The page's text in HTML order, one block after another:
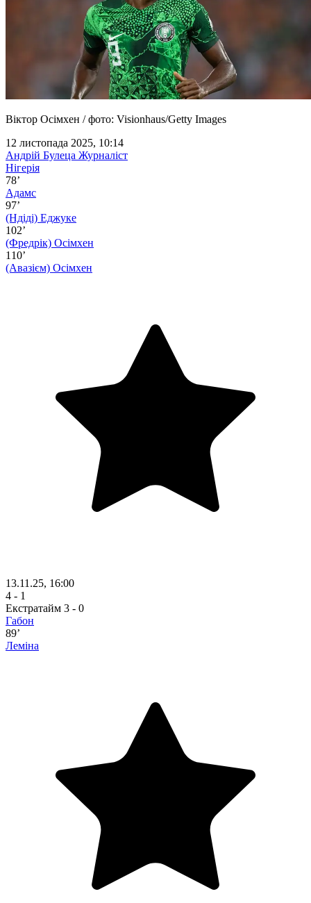
Віктор Осімхен / фото: Visionhaus/Getty Images
12 листопада 2025, 10:14
Андрій Булеца Журналіст
Нігерія
78’
Адамс
97’
(Ндіді) Еджуке
102’
(Фредрік) Осімхен
110’
(Авазієм) Осімхен
13.11.25, 16:00
4 - 1
Екстратайм 3 - 0
Габон
89’
Леміна